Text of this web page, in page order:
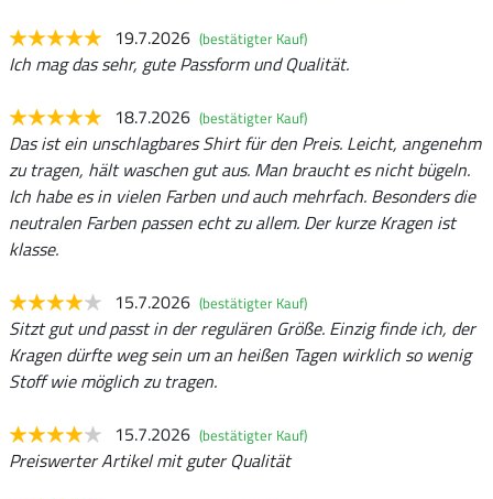
19.7.2026 (bestätigter Kauf)
Ich mag das sehr, gute Passform und Qualität.
18.7.2026 (bestätigter Kauf)
Das ist ein unschlagbares Shirt für den Preis. Leicht, angenehm
zu tragen, hält waschen gut aus. Man braucht es nicht bügeln.
Ich habe es in vielen Farben und auch mehrfach. Besonders die
neutralen Farben passen echt zu allem. Der kurze Kragen ist
klasse.
15.7.2026 (bestätigter Kauf)
Sitzt gut und passt in der regulären Größe. Einzig finde ich, der
Kragen dürfte weg sein um an heißen Tagen wirklich so wenig
Stoff wie möglich zu tragen.
15.7.2026 (bestätigter Kauf)
Preiswerter Artikel mit guter Qualität